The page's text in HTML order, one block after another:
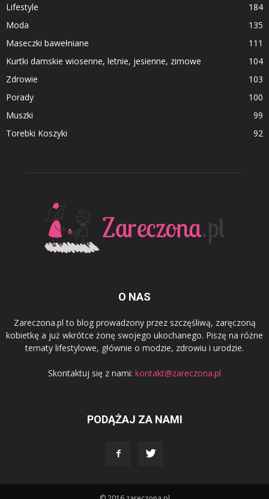
Lifestyle
184
Moda
135
Maseczki bawełniane
111
Kurtki damskie wiosenne, letnie, jesienne, zimowe
104
Zdrowie
103
Porady
100
Muszki
99
Torebki Koszyki
92
O NAS
Zareczona.pl to blog prowadzony przez szczęśliwą, zaręczoną
kobietkę a już wkrótce żonę swojego ukochanego. Piszę na różne
tematy lifestylowe, głównie o modzie, zdrowiu i urodzie.
Skontaktuj się z nami: kontakt@zareczona.pl
PODĄŻAJ ZA NAMI